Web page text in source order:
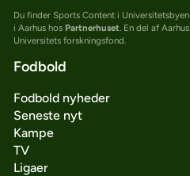
Du finder Sports Content i Universitetsbyen
i Aarhus hos Partnerhuset . En del af Aarhus
Universitets forskningsfond.
Fodbold
Fodbold nyheder
Seneste nyt
Kampe
TV
Ligaer